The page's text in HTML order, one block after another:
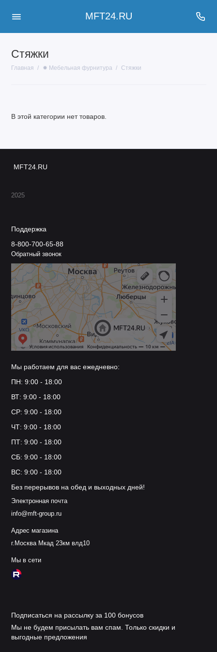
MFT24.RU
Стяжки
Главная ✹ Мебельная фурнитура Стяжки
В этой категории нет товаров.
MFT24.RU
2025
Поддержка
8-800-700-65-88
Обратный звонок
Мы работаем для вас ежедневно:
ПН: 9:00 - 18:00
ВТ: 9:00 - 18:00
СР: 9:00 - 18:00
ЧТ: 9:00 - 18:00
ПТ: 9:00 - 18:00
СБ: 9:00 - 18:00
ВС: 9:00 - 18:00
Без перерывов на обед и выходных дней!
Электронная почта
info@mft-group.ru
Адрес магазина
г.Москва Мкад 23км влд10
Мы в сети
Подписаться на рассылку за 100 бонусов
Мы не будем присылать вам спам. Только скидки и
выгодные предложения